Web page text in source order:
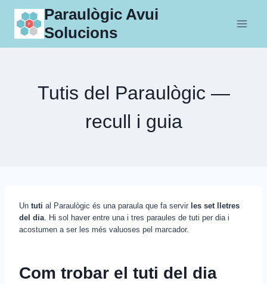
content
Paraulògic Avui
Solucions
Tutis del Paraulògic —
recull i guia
Un tuti al Paraulògic és una paraula que fa servir les set lletres
del dia. Hi sol haver entre una i tres paraules de tuti per dia i
acostumen a ser les més valuoses pel marcador.
Com trobar el tuti del dia